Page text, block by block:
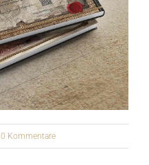
0 Kommentare